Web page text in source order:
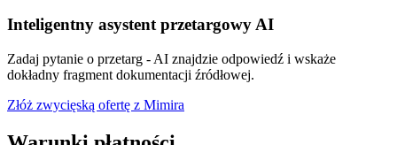
Inteligentny asystent przetargowy AI
Zadaj pytanie o przetarg - AI znajdzie odpowiedź i wskaże
dokładny fragment dokumentacji źródłowej.
Złóż zwycięską ofertę z Mimira